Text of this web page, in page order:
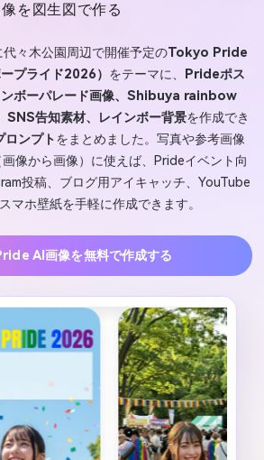
像を図生図で作る
々木公園周辺で開催予定のTokyo Pride
プライド2026） をテーマに、
Prideポス
ンボーパレード画像、Shibuya rainbow
告知素材、レインボー背景を作成でき
ロンプトをまとめました。写真や参考画像
像から画像）に使えば、Prideイベント向
投稿、ブログ用アイキャッチ、YouTube
マホ壁紙を手軽に作成できます。
AI画像を無料で作成する